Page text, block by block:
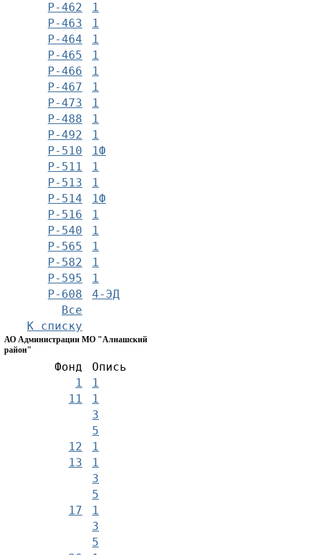
Р-462
1
Р-463
1
Р-464
1
Р-465
1
Р-466
1
Р-467
1
Р-473
1
Р-488
1
Р-492
1
Р-510
1Ф
Р-511
1
Р-513
1
Р-514
1Ф
Р-516
1
Р-540
1
Р-565
1
Р-582
1
Р-595
1
Р-608
4-ЭД
Все
К списку
АО Администрации МО "Алнашский
район"
Фонд
Опись
1
1
11
1
3
5
12
1
13
1
3
5
17
1
3
5